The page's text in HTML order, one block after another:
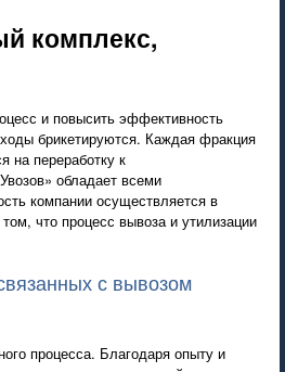
комплекс,
и повысить эффективность
брикетируются. Каждая фракция
на переработку к
обладает всеми
компании осуществляется в
что процесс вывоза и утилизации
с вывозом
процесса. Благодаря опыту и